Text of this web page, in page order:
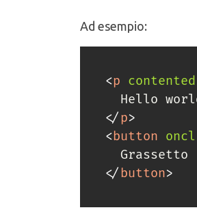
Ad esempio:
<p
</p>
<button
</button>